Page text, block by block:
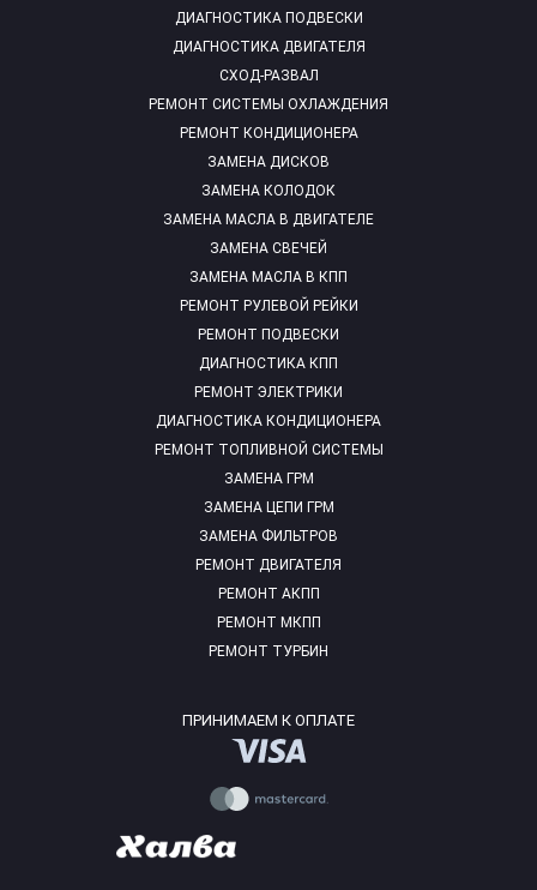
ДИАГНОСТИКА ПОДВЕСКИ
ДИАГНОСТИКА ДВИГАТЕЛЯ
СХОД-РАЗВАЛ
РЕМОНТ СИСТЕМЫ ОХЛАЖДЕНИЯ
РЕМОНТ КОНДИЦИОНЕРА
ЗАМЕНА ДИСКОВ
ЗАМЕНА КОЛОДОК
ЗАМЕНА МАСЛА В ДВИГАТЕЛЕ
ЗАМЕНА СВЕЧЕЙ
ЗАМЕНА МАСЛА В КПП
РЕМОНТ РУЛЕВОЙ РЕЙКИ
РЕМОНТ ПОДВЕСКИ
ДИАГНОСТИКА КПП
РЕМОНТ ЭЛЕКТРИКИ
ДИАГНОСТИКА КОНДИЦИОНЕРА
РЕМОНТ ТОПЛИВНОЙ СИСТЕМЫ
ЗАМЕНА ГРМ
ЗАМЕНА ЦЕПИ ГРМ
ЗАМЕНА ФИЛЬТРОВ
РЕМОНТ ДВИГАТЕЛЯ
РЕМОНТ АКПП
РЕМОНТ МКПП
РЕМОНТ ТУРБИН
ПРИНИМАЕМ К ОПЛАТЕ